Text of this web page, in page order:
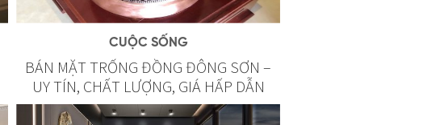
CUỘC SỐNG
BÁN MẶT TRỐNG ĐỒNG ĐÔNG SƠN –
UY TÍN, CHẤT LƯỢNG, GIÁ HẤP DẪN